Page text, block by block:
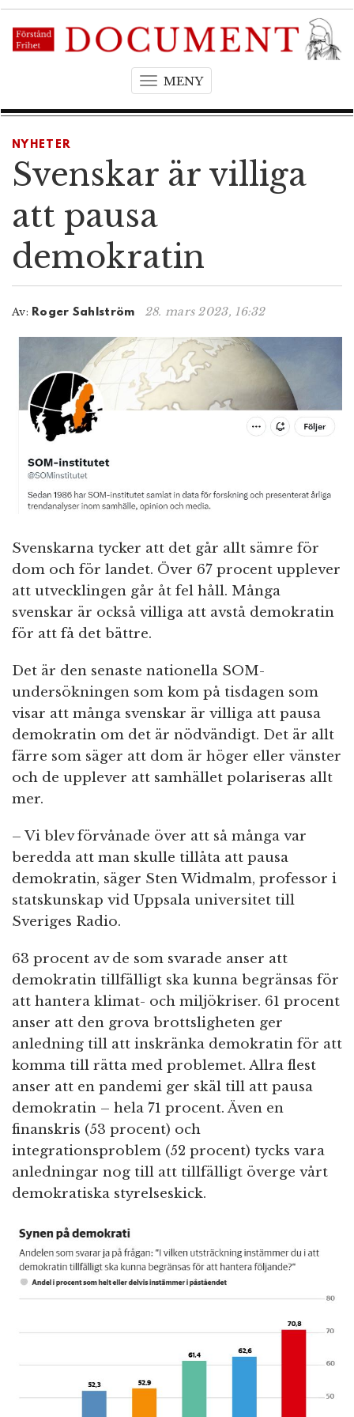
MENYT
g
g
t
o
n
NYHETER
Svenskar är villiga
att pausa
demokratin
Av: Roger Sahlström 28. mars 2023, 16:32
Svenskarna tycker att det går allt sämre för
dom och för landet. Över 67 procent upplever
att utvecklingen går åt fel håll. Många
svenskar är också villiga att avstå demokratin
för att få det bättre.
Det är den senaste nationella SOM-
undersökningen som kom på tisdagen som
visar att många svenskar är villiga att pausa
demokratin om det är nödvändigt. Det är allt
färre som säger att dom är höger eller vänster
och de upplever att samhället polariseras allt
mer.
– Vi blev förvånade över att så många var
beredda att man skulle tillåta att pausa
demokratin, säger Sten Widmalm, professor i
statskunskap vid Uppsala universitet till
Sveriges Radio.
63 procent av de som svarade anser att
demokratin tillfälligt ska kunna begränsas för
att hantera klimat- och miljökriser. 61 procent
anser att den grova brottsligheten ger
anledning till att inskränka demokratin för att
komma till rätta med problemet. Allra flest
anser att en pandemi ger skäl till att pausa
demokratin – hela 71 procent. Även en
finanskris (53 procent) och
integrationsproblem (52 procent) tycks vara
anledningar nog till att tillfälligt överge vårt
demokratiska styrelseskick.